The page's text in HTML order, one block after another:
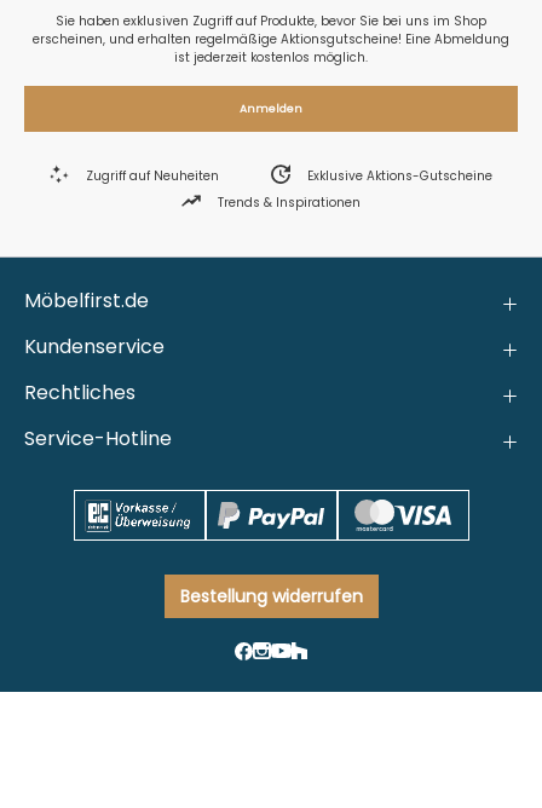
Sie haben exklusiven Zugriff auf Produkte, bevor Sie bei uns im Shop
erscheinen, und erhalten regelmäßige Aktionsgutscheine! Eine Abmeldung
ist jederzeit kostenlos möglich.
Anmelden
Zugriff auf Neuheiten
Exklusive Aktions-Gutscheine
Trends & Inspirationen
Möbelfirst.de
Kundenservice
Rechtliches
Service-Hotline
Bestellung widerrufen